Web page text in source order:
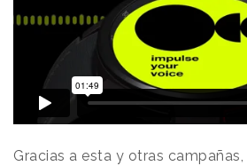
Gracias a esta y otras